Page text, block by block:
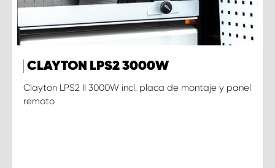
CLAYTON LPS2 3000W
Clayton LPS2 II 3000W incl. placa de montaje y panel
remoto